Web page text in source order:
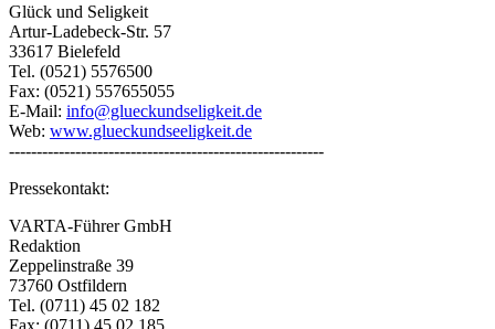
Glück und Seligkeit
Artur-Ladebeck-Str. 57
33617 Bielefeld
Tel. (0521) 5576500
Fax: (0521) 557655055
E-Mail: info@glueckundseligkeit.de
Web: www.glueckundseeligkeit.de
---------------------------------------------------------
Pressekontakt:
VARTA-Führer GmbH
Redaktion
Zeppelinstraße 39
73760 Ostfildern
Tel. (0711) 45 02 182
Fax: (0711) 45 02 185